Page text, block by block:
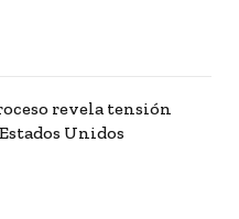
revela tensión
Unidos